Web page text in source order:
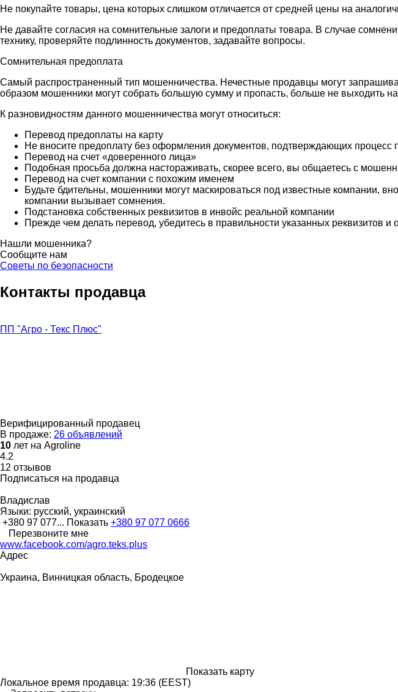
Не покупайте товары, цена которых слишком отличается от средней цены на
Не давайте согласия на сомнительные залоги и предоплаты товара. В случае
технику, проверяйте подлинность документов, задавайте вопросы.
Сомнительная предоплата
Самый распространенный тип мошенничества. Нечестные продавцы могут
образом мошенники могут собрать большую сумму и пропасть, больше не выходить на
К разновидностям данного мошенничества могут относиться:
Перевод предоплаты на карту
Не вносите предоплату без оформления документов, подтверждающих
Перевод на счет «доверенного лица»
Подобная просьба должна настораживать, скорее всего, вы общаетесь с
Перевод на счет компании с похожим именем
Будьте бдительны, мошенники могут маскироваться под известные компании,
компании вызывает сомнения.
Подстановка собственных реквизитов в инвойс реальной компании
Прежде чем делать перевод, убедитесь в правильности указанных реквизитов и
Нашли мошенника?
Сообщите нам
Советы по безопасности
Контакты продавца
ПП "Агро - Текс Плюс"
Верифицированный продавец
В продаже: 26 объявлений
10 лет на Agroline
4.2
12 отзывов
Подписаться на продавца
Владислав
Языки: русский, украинский
+380 97 077... Показать +380 97 077 0666
Перезвоните мне
www.facebook.com/agro.teks.plus
Адрес
Украина, Винницкая область, Бродецкое
Показать карту
Локальное время продавца: 19:36 (EEST)